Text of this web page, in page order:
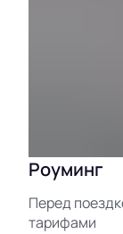
Роуминг
Перед
тарифами